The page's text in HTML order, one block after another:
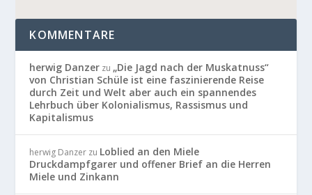
KOMMENTARE
herwig Danzer zu „Die Jagd nach der Muskatnuss“
von Christian Schüle ist eine faszinierende Reise
durch Zeit und Welt aber auch ein spannendes
Lehrbuch über Kolonialismus, Rassismus und
Kapitalismus
herwig Danzer zu Loblied an den Miele
Druckdampfgarer und offener Brief an die Herren
Miele und Zinkann